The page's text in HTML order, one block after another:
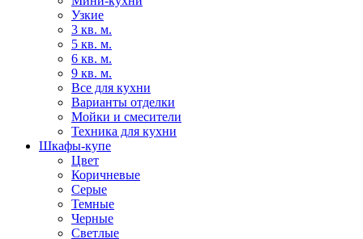
Узкие
3 кв. м.
5 кв. м.
6 кв. м.
9 кв. м.
Все для кухни
Варианты отделки
Мойки и смесители
Техника для кухни
Шкафы-купе
Цвет
Коричневые
Серые
Темные
Черные
Светлые